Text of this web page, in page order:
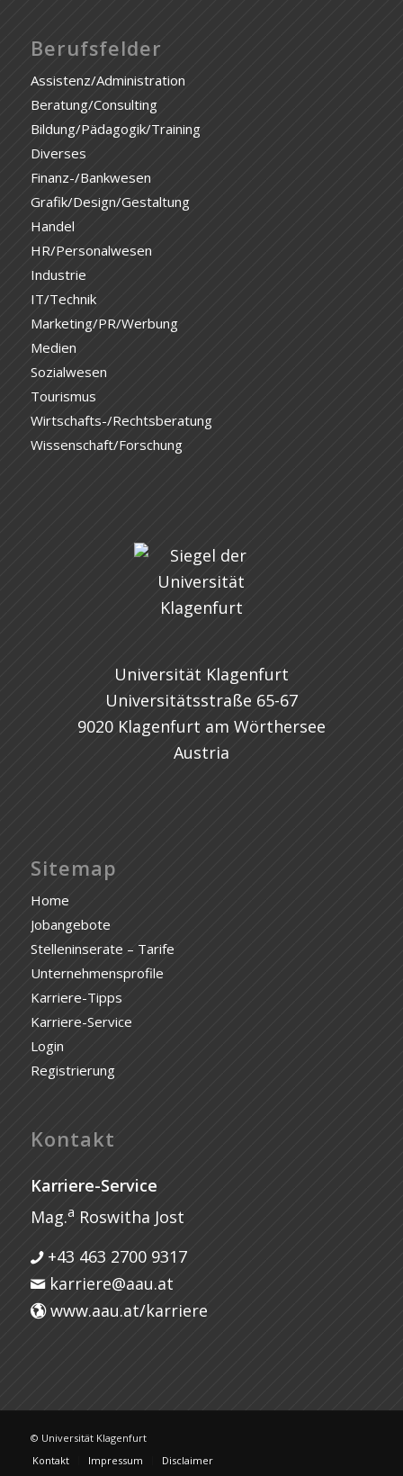
Berufsfelder
Assistenz/Administration
Beratung/Consulting
Bildung/Pädagogik/Training
Diverses
Finanz-/Bankwesen
Grafik/Design/Gestaltung
Handel
HR/Personalwesen
Industrie
IT/Technik
Marketing/PR/Werbung
Medien
Sozialwesen
Tourismus
Wirtschafts-/Rechtsberatung
Wissenschaft/Forschung
Universität Klagenfurt
Universitätsstraße 65-67
9020 Klagenfurt am Wörthersee
Austria
Sitemap
Home
Jobangebote
Stelleninserate – Tarife
Unternehmensprofile
Karriere-Tipps
Karriere-Service
Login
Registrierung
Kontakt
Karriere-Service
Mag.a Roswitha Jost
+43 463 2700 9317
karriere@aau.at
www.aau.at/karriere
© Universität Klagenfurt
Kontakt
Impressum Disclaimer